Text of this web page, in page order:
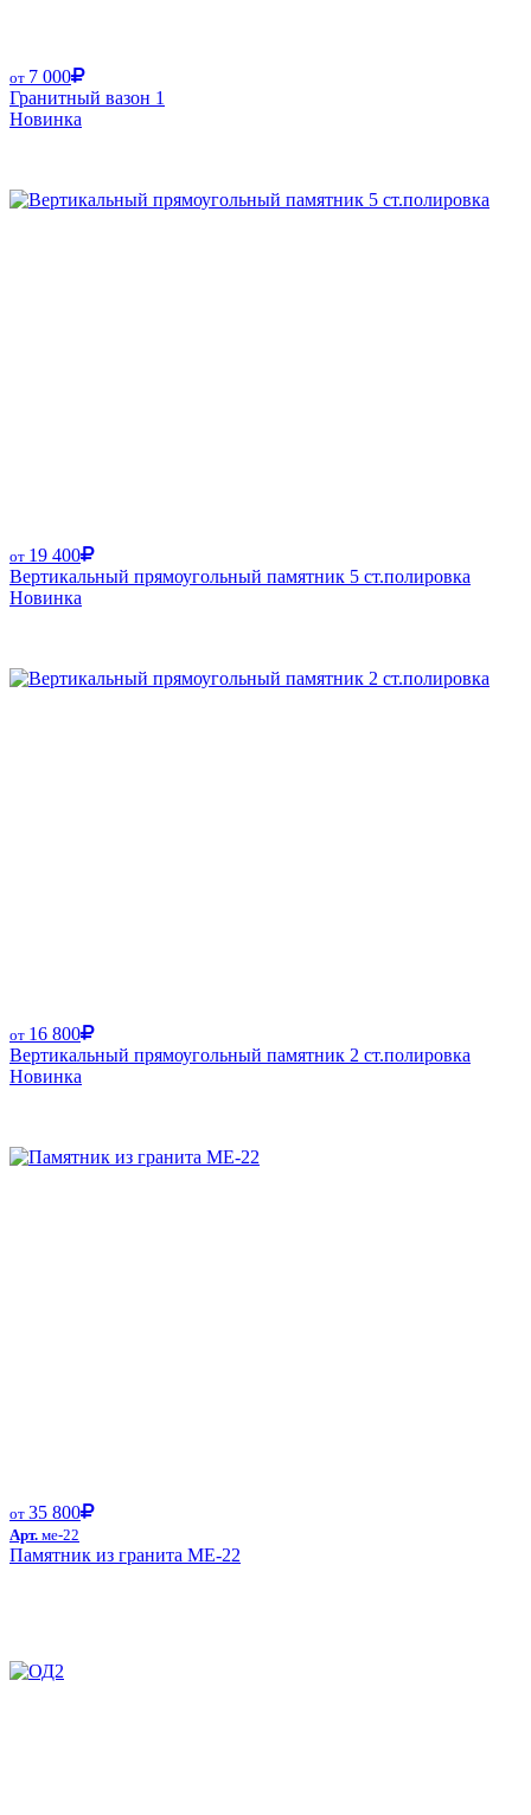
от 7 000
Гранитный вазон 1
Новинка
от 19 400
Вертикальный прямоугольный памятник 5 ст.полировка
Новинка
от 16 800
Вертикальный прямоугольный памятник 2 ст.полировка
Новинка
от 35 800
Арт. ме-22
Памятник из гранита ME-22